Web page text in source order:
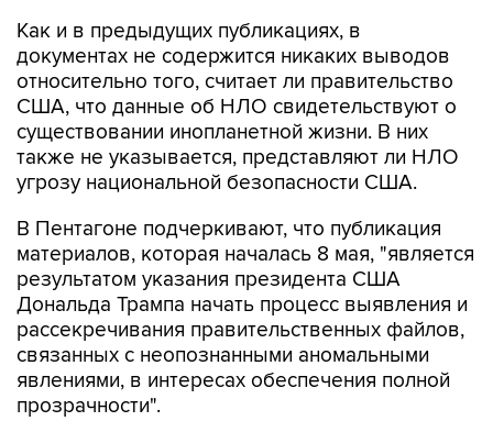
Как и в предыдущих публикациях, в
документах не содержится никаких выводов
относительно того, считает ли правительство
США, что данные об НЛО свидетельствуют о
существовании инопланетной жизни. В них
также не указывается, представляют ли НЛО
угрозу национальной безопасности США.
В Пентагоне подчеркивают, что публикация
материалов, которая началась 8 мая, "является
результатом указания президента США
Дональда Трампа начать процесс выявления и
рассекречивания правительственных файлов,
связанных с неопознанными аномальными
явлениями, в интересах обеспечения полной
прозрачности".